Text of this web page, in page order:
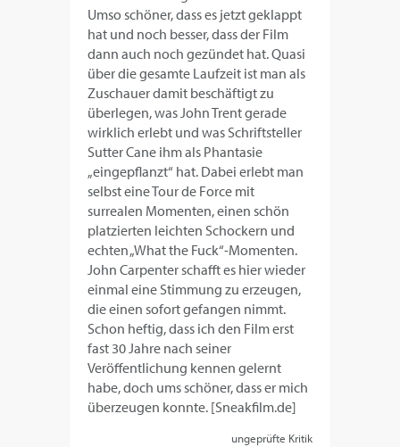
Umso schöner, dass es jetzt geklappt
hat und noch besser, dass der Film
dann auch noch gezündet hat. Quasi
über die gesamte Laufzeit ist man als
Zuschauer damit beschäftigt zu
überlegen, was John Trent gerade
wirklich erlebt und was Schriftsteller
Sutter Cane ihm als Phantasie
„eingepflanzt“ hat. Dabei erlebt man
selbst eine Tour de Force mit
surrealen Momenten, einen schön
platzierten leichten Schockern und
echten „What the Fuck“-Momenten.
John Carpenter schafft es hier wieder
einmal eine Stimmung zu erzeugen,
die einen sofort gefangen nimmt.
Schon heftig, dass ich den Film erst
fast 30 Jahre nach seiner
Veröffentlichung kennen gelernt
habe, doch ums schöner, dass er mich
überzeugen konnte. [Sneakfilm.de]
ungeprüfte Kritik